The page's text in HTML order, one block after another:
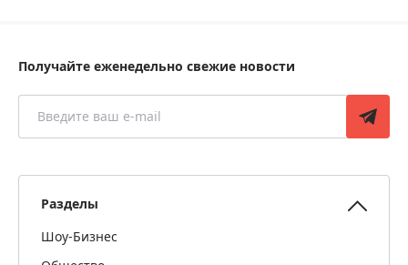
Получайте еженедельно свежие новости
Разделы
Шоу-Бизнес